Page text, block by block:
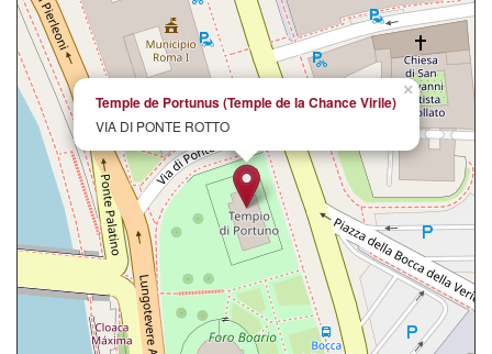
×
Temple de Portunus (Temple de la Chance Virile)
VIA DI PONTE ROTTO